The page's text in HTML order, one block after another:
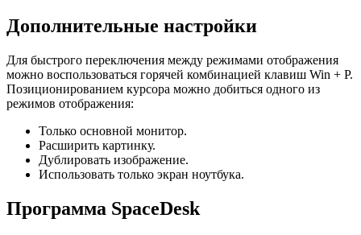
Дополнительные настройки
Для быстрого переключения между режимами отображения
можно воспользоваться горячей комбинацией клавиш Win + P.
Позиционированием курсора можно добиться одного из
режимов отображения:
Только основной монитор.
Расширить картинку.
Дублировать изображение.
Использовать только экран ноутбука.
Программа SpaceDesk